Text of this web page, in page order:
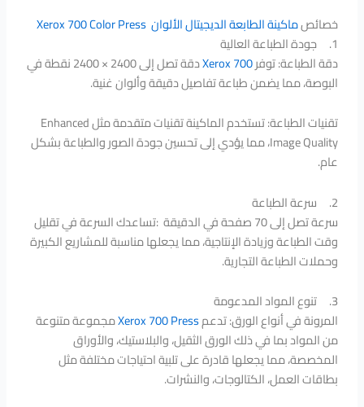
خصائصماكينة الطابعة الديجيتال الألوان Xerox 700 Color Press
1. جودة الطباعة العالية
دقة الطباعة: توفرXerox 700
دقة تصل إلى 2400 × 2400 نقطة في
البوصة، مما يضمن طباعة تفاصيل دقيقة وألوان غنية.
تقنيات الطباعة: تستخدم الماكينة تقنيات متقدمة مثل Enhanced
Image Quality، مما يؤدي إلى تحسين جودة الصور والطباعة بشكل
عام.
2. سرعة الطباعة
سرعة تصل إلى 70 صفحة في الدقيقة :تساعدك السرعة في تقليل
وقت الطباعة وزيادة الإنتاجية، مما يجعلها مناسبة للمشاريع الكبيرة
وحملات الطباعة التجارية.
3. تنوع المواد المدعومة
المرونة في أنواع الورق: تدعمXerox 700 Pressمجموعة متنوعة
من المواد بما في ذلك الورق الثقيل، والبلاستيك، والأوراق
المخصصة، مما يجعلها قادرة على تلبية احتياجات مختلفة مثل
بطاقات العمل، الكتالوجات، والنشرات.